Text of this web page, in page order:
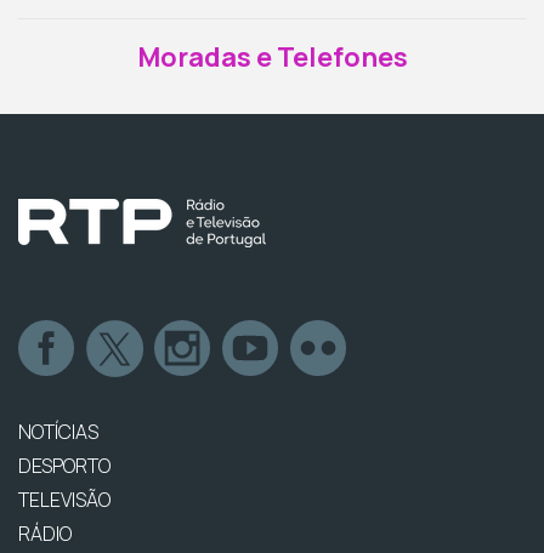
Moradas e Telefones
NOTÍCIAS
DESPORTO
TELEVISÃO
RÁDIO